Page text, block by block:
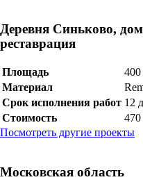
Деревня Синьково, дом
реставрация
Площадь
Материал
Срок исполнения работ 12
Стоимость
470
Посмотреть другие проекты
Московская область